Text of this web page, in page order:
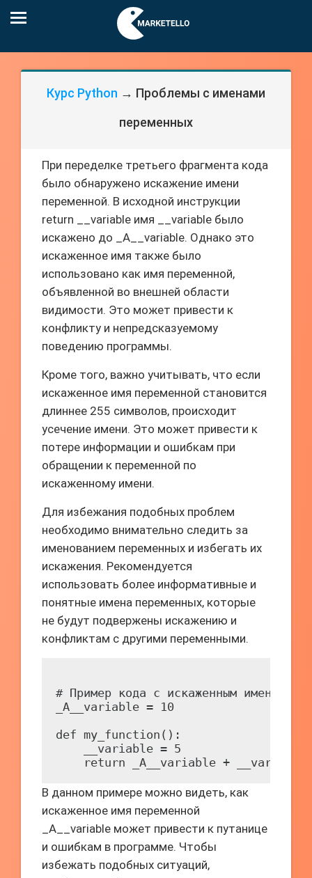
Курс Python → Проблемы с именами
переменных
При переделке третьего фрагмента кода
было обнаружено искажение имени
переменной. В исходной инструкции
return __variable имя __variable было
искажено до _A__variable. Однако это
искаженное имя также было
использовано как имя переменной,
объявленной во внешней области
видимости. Это может привести к
конфликту и непредсказуемому
поведению программы.
Кроме того, важно учитывать, что если
искаженное имя переменной становится
длиннее 255 символов, происходит
усечение имени. Это может привести к
потере информации и ошибкам при
обращении к переменной по
искаженному имени.
Для избежания подобных проблем
необходимо внимательно следить за
именованием переменных и избегать их
искажения. Рекомендуется
использовать более информативные и
понятные имена переменных, которые
не будут подвержены искажению и
конфликтам с другими переменными.
# Пример кода с искаженным именем
_A__variable = 10
def my_function():
    __variable = 5
В данном примере можно видеть, как
искаженное имя переменной
_A__variable может привести к путанице
и ошибкам в программе. Чтобы
избежать подобных ситуаций,